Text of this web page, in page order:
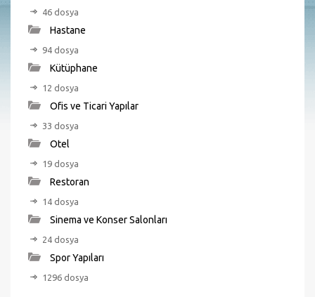
46 dosya
Hastane
94 dosya
Kütüphane
12 dosya
Ofis ve Ticari Yapılar
33 dosya
Otel
19 dosya
Restoran
14 dosya
Sinema ve Konser Salonları
24 dosya
Spor Yapıları
1296 dosya